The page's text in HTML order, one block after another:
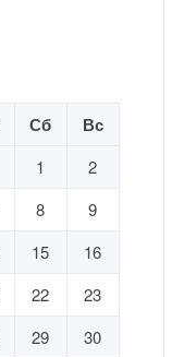
Сб Вс
1
2
8
9
15
16
22
23
29
30